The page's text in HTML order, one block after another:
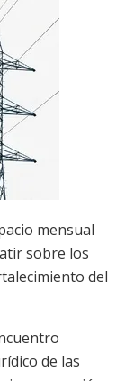
mensual
sobre los
del
de las